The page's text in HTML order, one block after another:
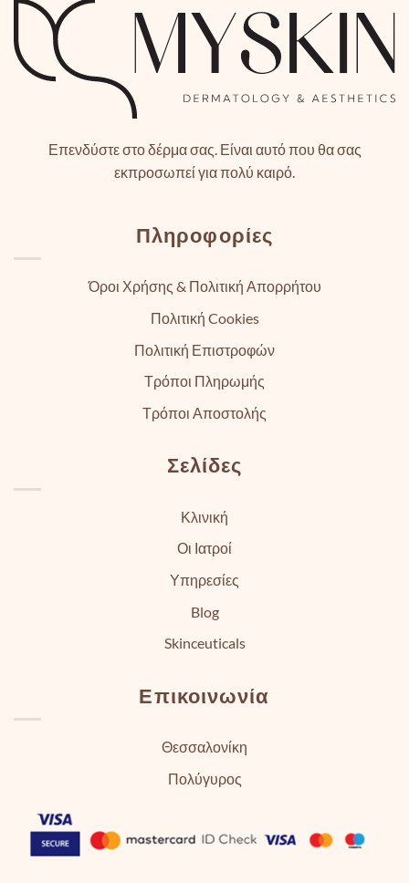
Επενδύστε στο δέρμα σας. Είναι αυτό που θα σας
εκπροσωπεί για πολύ καιρό.
Πληροφορίες
Όροι Χρήσης & Πολιτική Απορρήτου
Πολιτική Cookies
Πολιτική Επιστροφών
Τρόποι Πληρωμής
Τρόποι Αποστολής
Σελίδες
Κλινική
Οι Ιατροί
Υπηρεσίες
Blog
Skinceuticals
Επικοινωνία
Θεσσαλονίκη
Πολύγυρος